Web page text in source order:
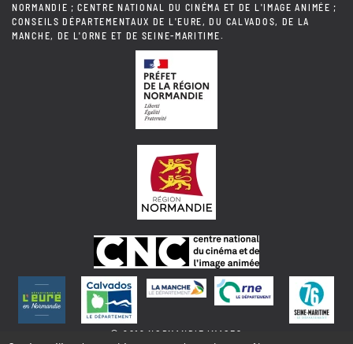
NORMANDIE ; CENTRE NATIONAL DU CINÉMA ET DE L'IMAGE ANIMÉE ;
CONSEILS DÉPARTEMENTAUX DE L'EURE, DU CALVADOS, DE LA
MANCHE, DE L'ORNE ET DE SEINE-MARITIME.
© 2018 NORMANDIE IMAGES